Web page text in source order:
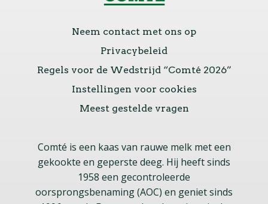
Neem contact met ons op
Privacybeleid
Regels voor de Wedstrijd “Comté 2026”
Instellingen voor cookies
Meest gestelde vragen
Comté is een kaas van rauwe melk met een
gekookte en geperste deeg. Hij heeft sinds
1958 een gecontroleerde
oorsprongsbenaming (AOC) en geniet sinds